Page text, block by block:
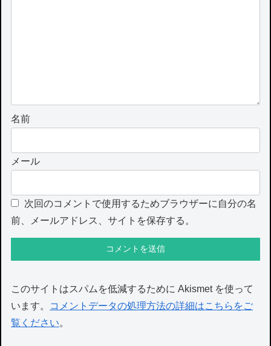
名前
メール
次回のコメントで使用するためブラウザーに自分の名
前、メールアドレス、サイトを保存する。
このサイトはスパムを低減するために Akismet を使って
います。
コメントデータの処理方法の詳細はこちらをご
覧ください。